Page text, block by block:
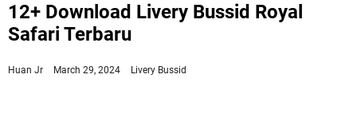
12+ Download Livery Bussid Royal
Safari Terbaru
Huan Jr March 29, 2024 Livery Bussid